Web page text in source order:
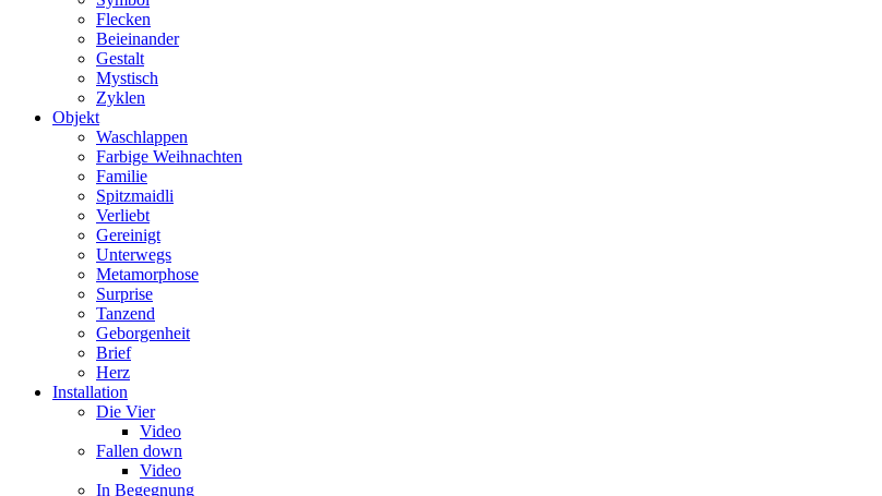
Flecken
Beieinander
Gestalt
Mystisch
Zyklen
Objekt
Waschlappen
Farbige Weihnachten
Familie
Spitzmaidli
Verliebt
Gereinigt
Unterwegs
Metamorphose
Surprise
Tanzend
Geborgenheit
Brief
Herz
Installation
Die Vier
Video
Fallen down
Video
In Begegnung